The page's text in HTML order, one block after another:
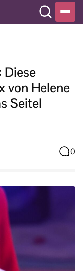
Diese
von Helene
Seitel
0